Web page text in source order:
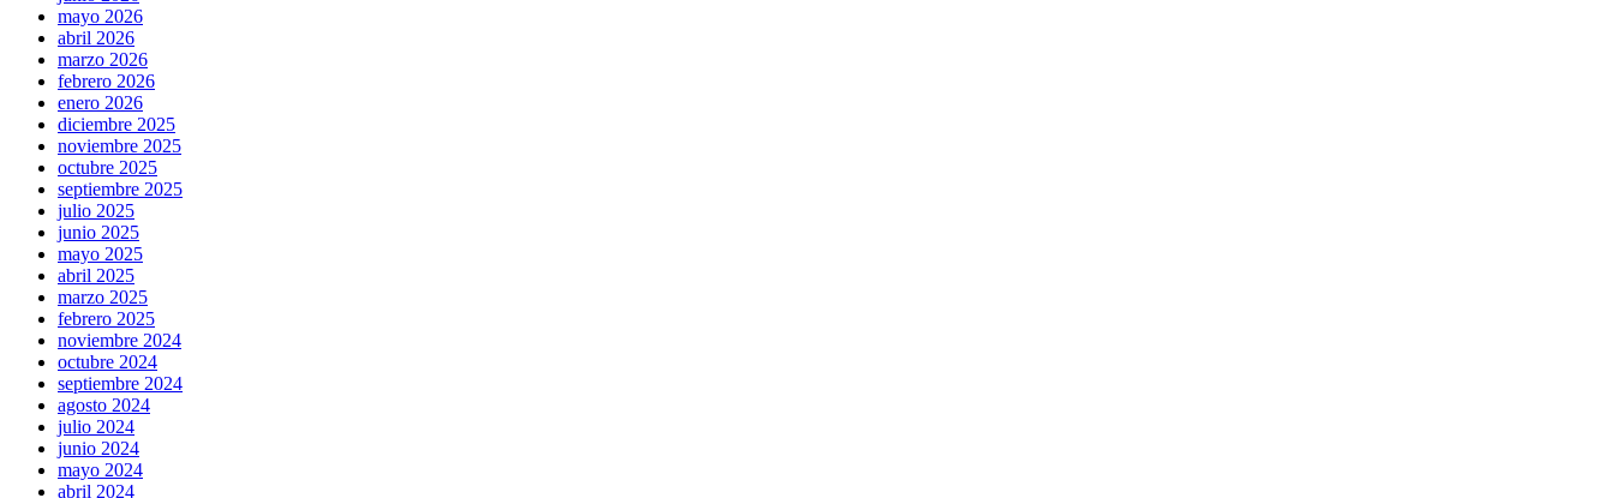
mayo 2026
abril 2026
marzo 2026
febrero 2026
enero 2026
diciembre 2025
noviembre 2025
octubre 2025
septiembre 2025
julio 2025
junio 2025
mayo 2025
abril 2025
marzo 2025
febrero 2025
noviembre 2024
octubre 2024
septiembre 2024
agosto 2024
julio 2024
junio 2024
mayo 2024
abril 2024